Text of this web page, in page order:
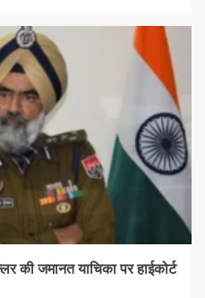
की जमानत याचिका पर हाईकोर्ट